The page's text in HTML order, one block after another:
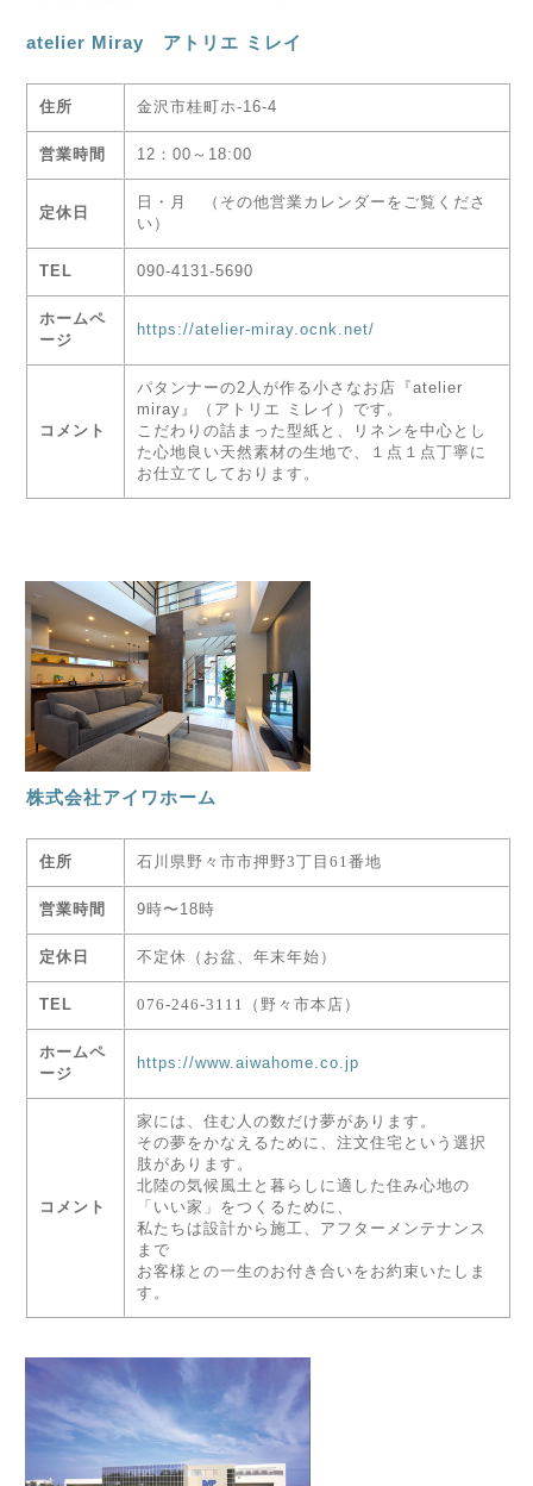
atelier Miray アトリエ ミレイ
住所 金沢市桂町ホ-16-4
営業時間 12：00～18:00
定休日
日・月 （その他営業カレンダーをご覧くださ
い）
TEL 090-4131-5690
ホームペ
ージ
https://atelier-miray.ocnk.net/
コメント
パタンナーの2人が作る小さなお店『atelier
miray』（アトリエ ミレイ）です。
こだわりの詰まった型紙と、リネンを中心とし
た心地良い天然素材の生地で、１点１点丁寧に
お仕立てしております。
株式会社アイワホーム
住所 石川県野々市市押野3丁目61番地
営業時間 9時〜18時
定休日 不定休（お盆、年末年始）
TEL 076-246-3111（野々市本店）
ホームペ
ージ
https://www.aiwahome.co.jp
コメント
家には、住む人の数だけ夢があります。
その夢をかなえるために、注文住宅という選択
肢があります。
北陸の気候風土と暮らしに適した住み心地の
「いい家」をつくるために、
私たちは設計から施工、アフターメンテナンス
まで
お客様との一生のお付き合いをお約束いたしま
す。